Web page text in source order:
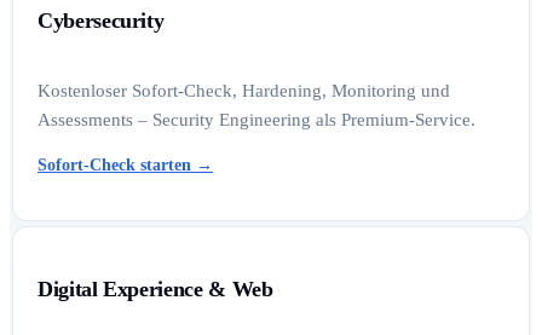
Cybersecurity
Kostenloser Sofort-Check, Hardening, Monitoring und
Assessments – Security Engineering als Premium-Service.
Sofort-Check starten →
Digital Experience & Web